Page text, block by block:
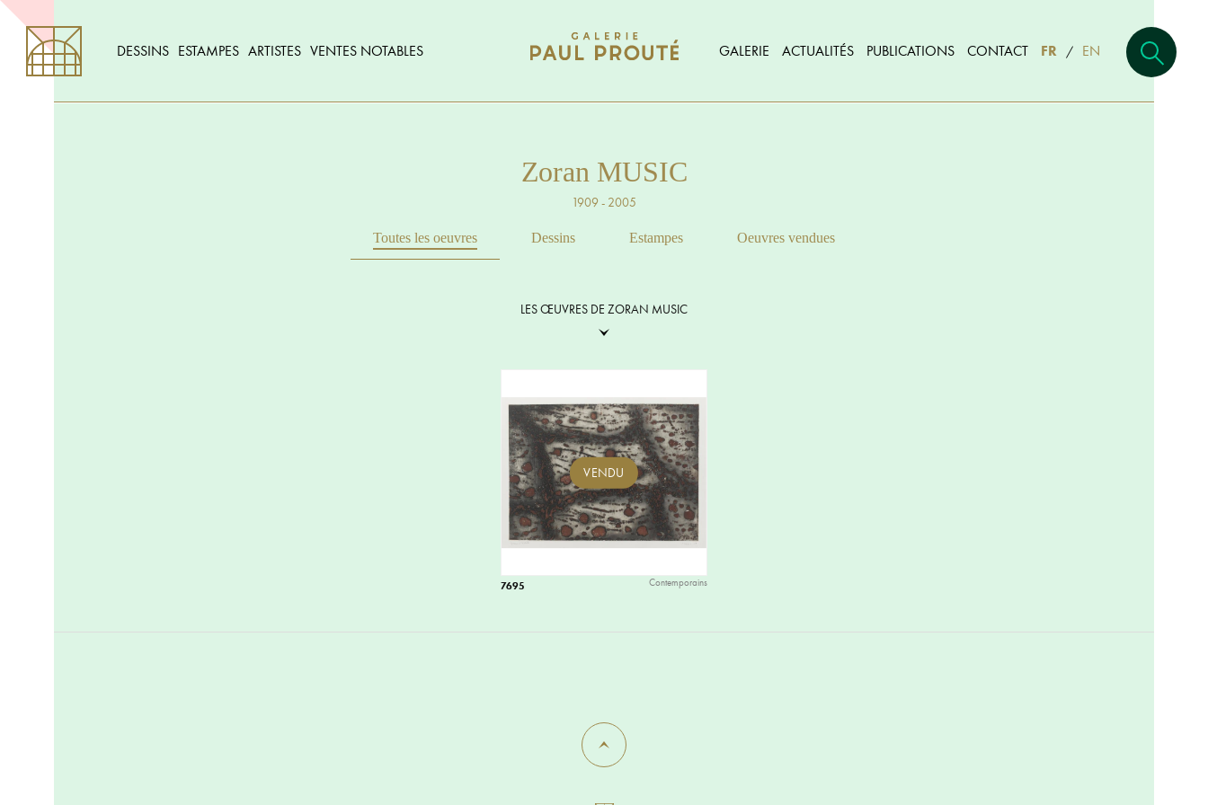
DESSINS ESTAMPES ARTISTES VENTES NOTABLES GALERIE ACTUALITÉS PUBLICATIONS CONTACT FR / EN
Zoran MUSIC
1909 - 2005
Toutes les oeuvres Dessins Estampes Oeuvres vendues
LES ŒUVRES DE ZORAN MUSIC
VENDU
7695 Contemporains